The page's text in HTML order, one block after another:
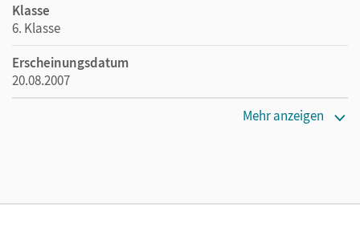
Klasse
6. Klasse
Erscheinungsdatum
20.08.2007
Mehr anzeigen